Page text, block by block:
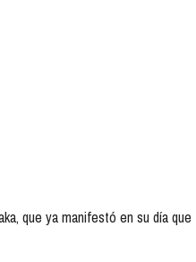
que ya manifestó en su día que